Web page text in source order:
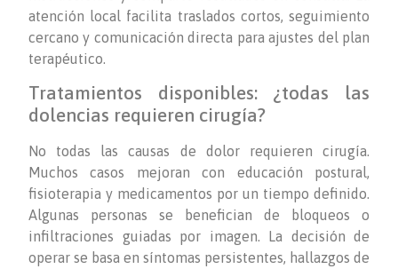
atención local facilita traslados cortos, seguimiento
cercano y comunicación directa para ajustes del plan
terapéutico.
Tratamientos disponibles: ¿todas las
dolencias requieren cirugía?
No todas las causas de dolor requieren cirugía.
Muchos casos mejoran con educación postural,
fisioterapia y medicamentos por un tiempo definido.
Algunas personas se benefician de bloqueos o
infiltraciones guiadas por imagen. La decisión de
operar se basa en síntomas persistentes, hallazgos de